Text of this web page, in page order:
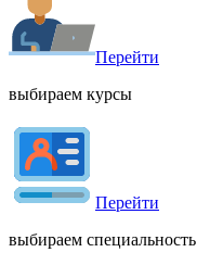
Перейти
выбираем курсы
Перейти
выбираем специальность